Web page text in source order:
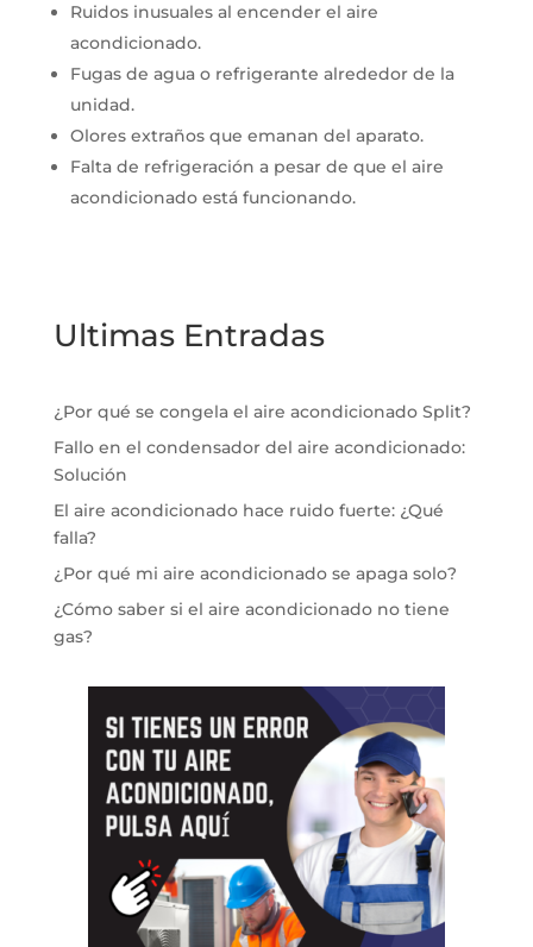
Ruidos inusuales al encender el aire
acondicionado.
Fugas de agua o refrigerante alrededor de la
unidad.
Olores extraños que emanan del aparato.
Falta de refrigeración a pesar de que el aire
acondicionado está funcionando.
Ultimas Entradas
¿Por qué se congela el aire acondicionado Split?
Fallo en el condensador del aire acondicionado:
Solución
El aire acondicionado hace ruido fuerte: ¿Qué
falla?
¿Por qué mi aire acondicionado se apaga solo?
¿Cómo saber si el aire acondicionado no tiene
gas?